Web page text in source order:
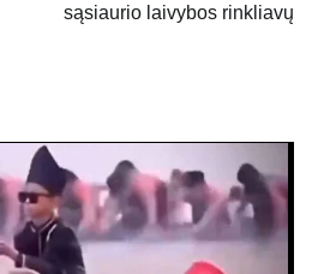
sąsiaurio laivybos rinkliavų